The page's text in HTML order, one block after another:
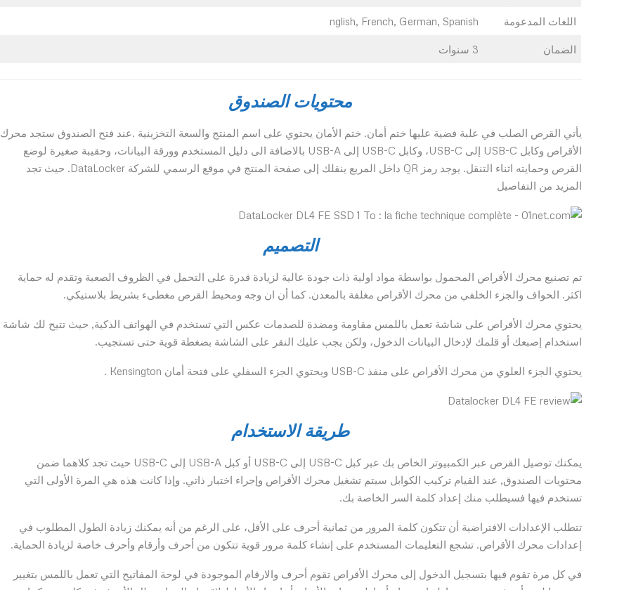
اللغات المدعومة nglish, French, German, Spanish
الضمان 3 سنوات
محتويات الصندوق
يأتي القرص الصلب في علبة فضية عليها ختم أمان. ختم الأمان يحتوي على اسم المنتج والسعة التخزينية .عند فتح الصندوق ستجد محرك
الأقراص وكابل USB-C إلى USB-C، وكابل USB-C إلى USB-A بالاضافة الى دليل المستخدم وورقة البيانات، وحقيبة صغيرة لوضع
القرص وحمايته اثناء التنقل. يوجد رمز QR داخل المربع ينقلك إلى صفحة المنتج في موقع الرسمي للشركة DataLocker. حيث تجد
المزيد من التفاصيل
التصميم
تم تصنيع محرك الأقراص المحمول بواسطة مواد اولية ذات جودة عالية لزيادة قدرة على التحمل في الظروف الصعبة وتقدم له حماية
اكثر. الحواف والجزء الخلفي من محرك الأقراص مغلفة بالمعدن. كما أن ان وجه ومحيط القرص مغطىء بشريط بلاستيكي.
يحتوي محرك الأقراص على شاشة تعمل باللمس مقاومة ومضدة للصدمات عكس التي تستخدم في الهواتف الذكية, حيث تتيح لك شاشة
استخدام إصبعك أو قلمك لإدخال البيانات الدخول، ولكن يجب عليك النقر على الشاشة بضغطة قوية حتى تستجيب.
يحتوي الجزء العلوي من محرك الأقراص على منفذ USB-C ويحتوي الجزء السفلي على فتحة أمان Kensington .
طريقة الاستخدام
يمكنك توصيل القرص عبر الكمبيوتر الخاص بك عبر كبل USB-C إلى USB-C أو كبل USB-A إلى USB-C حيث تجد كلاهما ضمن
محتويات الصندوق, عند القيام تركيب الكوابل سيتم تشغيل محرك الأقراص وإجراء اختبار ذاتي. وإذا كانت هذه هي المرة الأولى التي
تستخدم فيها فسيطلب منك إعداد كلمة السر الخاصة بك.
تتطلب الإعدادات الافتراضية أن تتكون كلمة المرور من ثمانية أحرف على الأقل، على الرغم من أنه يمكنك زيادة الطول المطلوب في
إعدادات محرك الأقراص. تشجع التعليمات المستخدم على إنشاء كلمة مرور قوية تتكون من أحرف وأرقام وأحرف خاصة لزيادة الحماية.
في كل مرة تقوم فيها بتسجيل الدخول إلى محرك الأقراص تقوم أحرف والارقام الموجودة في لوحة المفاتيح التي تعمل باللمس بتغيير